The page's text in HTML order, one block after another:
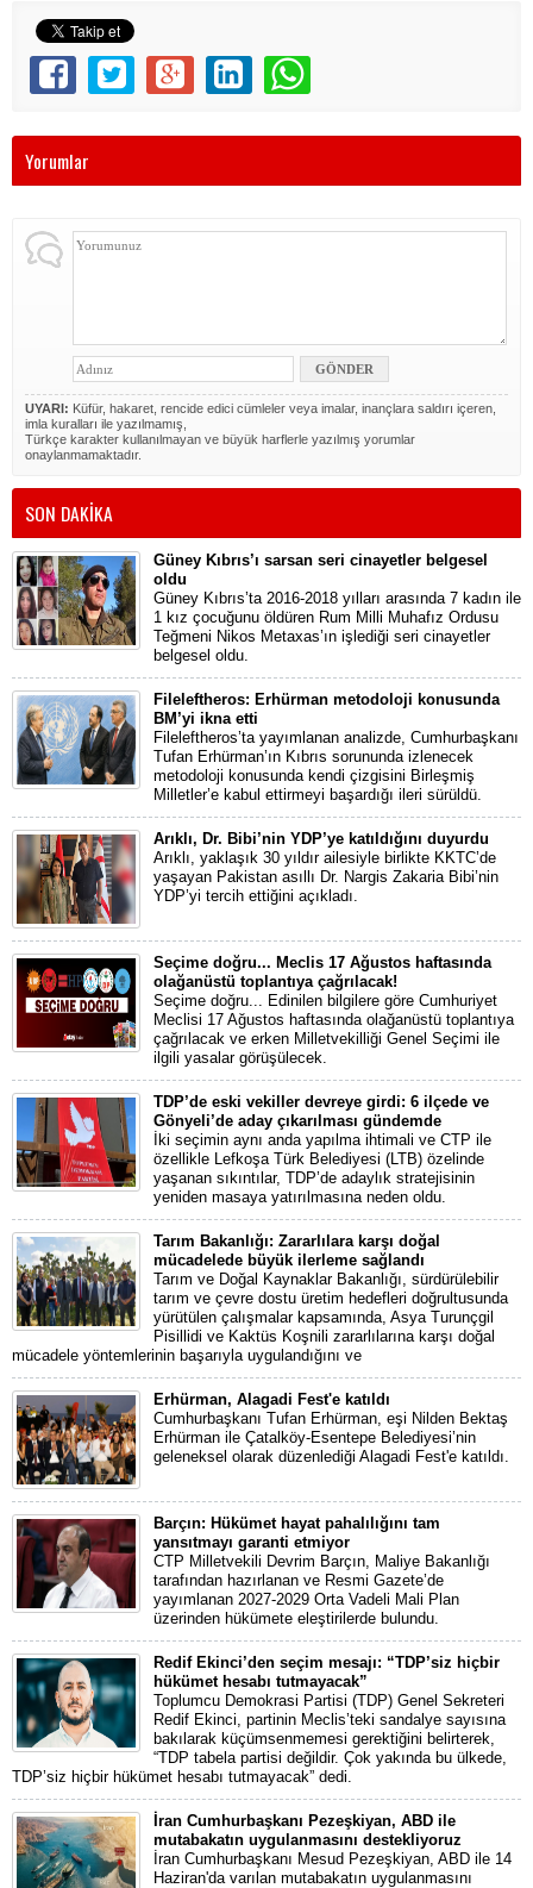
Yorumlar
UYARI: Küfür, hakaret, rencide edici cümleler veya imalar, inançlara saldırı içeren,
imla kuralları ile yazılmamış,
Türkçe karakter kullanılmayan ve büyük harflerle yazılmış yorumlar
onaylanmamaktadır.
SON DAKİKA
Güney Kıbrıs’ı sarsan seri cinayetler belgesel
oldu
Güney Kıbrıs’ta 2016-2018 yılları arasında 7 kadın ile
1 kız çocuğunu öldüren Rum Milli Muhafız Ordusu
Teğmeni Nikos Metaxas’ın işlediği seri cinayetler
belgesel oldu.
Fileleftheros: Erhürman metodoloji konusunda
BM’yi ikna etti
Fileleftheros’ta yayımlanan analizde, Cumhurbaşkanı
Tufan Erhürman’ın Kıbrıs sorununda izlenecek
metodoloji konusunda kendi çizgisini Birleşmiş
Milletler’e kabul ettirmeyi başardığı ileri sürüldü.
Arıklı, Dr. Bibi’nin YDP’ye katıldığını duyurdu
Arıklı, yaklaşık 30 yıldır ailesiyle birlikte KKTC’de
yaşayan Pakistan asıllı Dr. Nargis Zakaria Bibi’nin
YDP’yi tercih ettiğini açıkladı.
Seçime doğru... Meclis 17 Ağustos haftasında
olağanüstü toplantıya çağrılacak!
Seçime doğru... Edinilen bilgilere göre Cumhuriyet
Meclisi 17 Ağustos haftasında olağanüstü toplantıya
çağrılacak ve erken Milletvekilliği Genel Seçimi ile
ilgili yasalar görüşülecek.
TDP’de eski vekiller devreye girdi: 6 ilçede ve
Gönyeli’de aday çıkarılması gündemde
İki seçimin aynı anda yapılma ihtimali ve CTP ile
özellikle Lefkoşa Türk Belediyesi (LTB) özelinde
yaşanan sıkıntılar, TDP’de adaylık stratejisinin
yeniden masaya yatırılmasına neden oldu.
Tarım Bakanlığı: Zararlılara karşı doğal
mücadelede büyük ilerleme sağlandı
Tarım ve Doğal Kaynaklar Bakanlığı, sürdürülebilir
tarım ve çevre dostu üretim hedefleri doğrultusunda
yürütülen çalışmalar kapsamında, Asya Turunçgil
Pisillidi ve Kaktüs Koşnili zararlılarına karşı doğal
mücadele yöntemlerinin başarıyla uygulandığını ve
Erhürman, Alagadi Fest'e katıldı
Cumhurbaşkanı Tufan Erhürman, eşi Nilden Bektaş
Erhürman ile Çatalköy-Esentepe Belediyesi’nin
geleneksel olarak düzenlediği Alagadi Fest'e katıldı.
Barçın: Hükümet hayat pahalılığını tam
yansıtmayı garanti etmiyor
CTP Milletvekili Devrim Barçın, Maliye Bakanlığı
tarafından hazırlanan ve Resmi Gazete’de
yayımlanan 2027-2029 Orta Vadeli Mali Plan
üzerinden hükümete eleştirilerde bulundu.
Redif Ekinci’den seçim mesajı: “TDP’siz hiçbir
hükümet hesabı tutmayacak”
Toplumcu Demokrasi Partisi (TDP) Genel Sekreteri
Redif Ekinci, partinin Meclis’teki sandalye sayısına
bakılarak küçümsenmemesi gerektiğini belirterek,
“TDP tabela partisi değildir. Çok yakında bu ülkede,
TDP’siz hiçbir hükümet hesabı tutmayacak” dedi.
İran Cumhurbaşkanı Pezeşkiyan, ABD ile
mutabakatın uygulanmasını destekliyoruz
İran Cumhurbaşkanı Mesud Pezeşkiyan, ABD ile 14
Haziran'da varılan mutabakatın uygulanmasını